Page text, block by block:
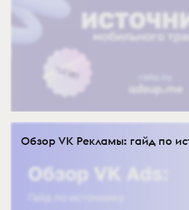
Обзор VK Рекламы: гайд по